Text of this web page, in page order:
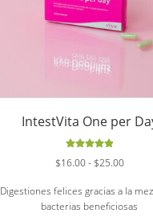
IntestVita One per
5.00
$16.00- $25.00Rango
desde
Digestiones felices gracias a la
bacterias beneficiosas